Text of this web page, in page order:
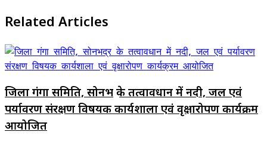
Related Articles
जिला गंगा समिति, सोनभद्र के तत्वावधान में नदी, जल एवं
पर्यावरण संरक्षण विषयक कार्यशाला एवं वृक्षारोपण कार्यक्रम
आयोजित